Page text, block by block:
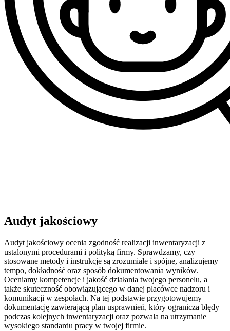
Audyt jakościowy
Audyt jakościowy ocenia zgodność realizacji inwentaryzacji z
ustalonymi procedurami i polityką firmy. Sprawdzamy, czy
stosowane metody i instrukcje są zrozumiałe i spójne, analizujemy
tempo, dokładność oraz sposób dokumentowania wyników.
Oceniamy kompetencje i jakość działania twojego personelu, a
także skuteczność obowiązującego w danej placówce nadzoru i
komunikacji w zespołach. Na tej podstawie przygotowujemy
dokumentację zawierającą plan usprawnień, który ogranicza błędy
podczas kolejnych inwentaryzacji oraz pozwala na utrzymanie
wysokiego standardu pracy w twojej firmie.